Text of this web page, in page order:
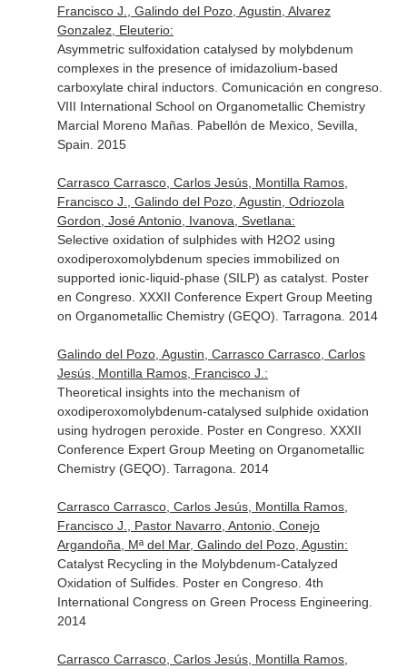
Francisco J., Galindo del Pozo, Agustin, Alvarez
Gonzalez, Eleuterio:
Asymmetric sulfoxidation catalysed by molybdenum
complexes in the presence of imidazolium-based
carboxylate chiral inductors. Comunicación en congreso.
VIII International School on Organometallic Chemistry
Marcial Moreno Mañas. Pabellón de Mexico, Sevilla,
Spain. 2015
Carrasco Carrasco, Carlos Jesús, Montilla Ramos,
Francisco J., Galindo del Pozo, Agustin, Odriozola
Gordon, José Antonio, Ivanova, Svetlana:
Selective oxidation of sulphides with H2O2 using
oxodiperoxomolybdenum species immobilized on
supported ionic-liquid-phase (SILP) as catalyst. Poster
en Congreso. XXXII Conference Expert Group Meeting
on Organometallic Chemistry (GEQO). Tarragona. 2014
Galindo del Pozo, Agustin, Carrasco Carrasco, Carlos
Jesús, Montilla Ramos, Francisco J.:
Theoretical insights into the mechanism of
oxodiperoxomolybdenum-catalysed sulphide oxidation
using hydrogen peroxide. Poster en Congreso. XXXII
Conference Expert Group Meeting on Organometallic
Chemistry (GEQO). Tarragona. 2014
Carrasco Carrasco, Carlos Jesús, Montilla Ramos,
Francisco J., Pastor Navarro, Antonio, Conejo
Argandoña, Mª del Mar, Galindo del Pozo, Agustin:
Catalyst Recycling in the Molybdenum-Catalyzed
Oxidation of Sulfides. Poster en Congreso. 4th
International Congress on Green Process Engineering.
2014
Carrasco Carrasco, Carlos Jesús, Montilla Ramos,